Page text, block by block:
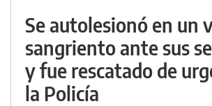
Se autolesionó en un
sangriento ante sus
y fue rescatado de
la Policía